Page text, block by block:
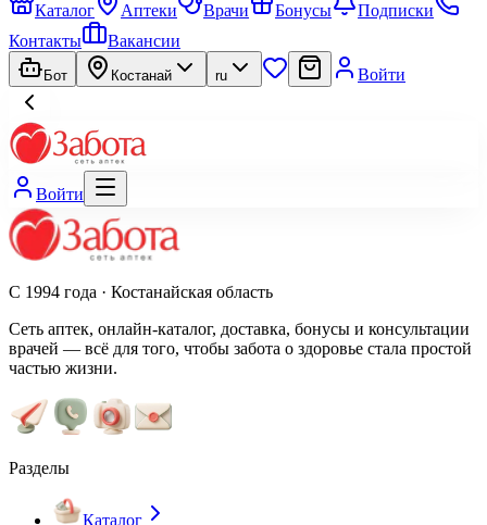
Каталог
Аптеки Врачи Бонусы
Подписки
Контакты
Вакансии
Бот Костанай ru Войти
Войти
С 1994 года · Костанайская область
Сеть аптек, онлайн-каталог, доставка, бонусы и консультации
врачей — всё для того, чтобы забота о здоровье стала простой
частью жизни.
Разделы
Каталог